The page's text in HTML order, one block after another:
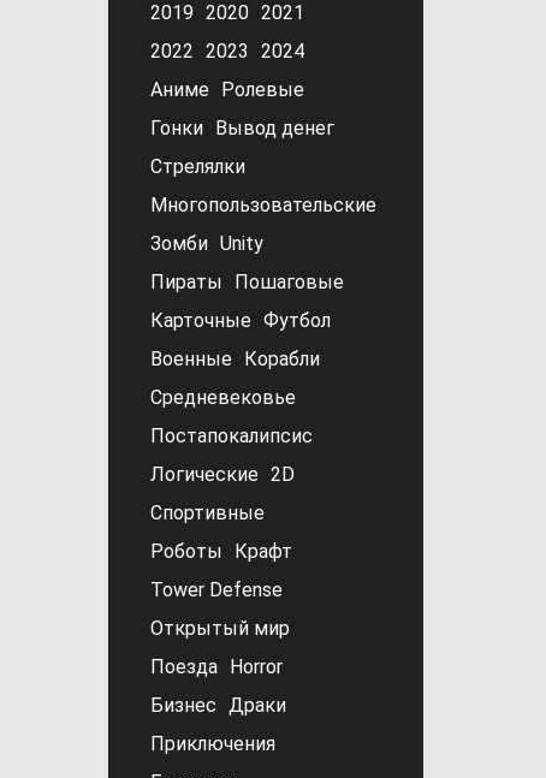
2019 2020 2021
2022 2023
2024
Аниме
Ролевые
Гонки
Вывод денег
Стрелялки
Многопользовательские
Зомби Unity
Пираты
Пошаговые
Карточные Футбол
Военные
Корабли
Средневековье
Постапокалипсис
Логические 2D
Спортивные
Роботы
Крафт
Tower Defense
Открытый мир
Поезда
Horror
Бизнес Драки
Приключения